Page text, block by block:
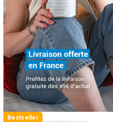
Bestseller